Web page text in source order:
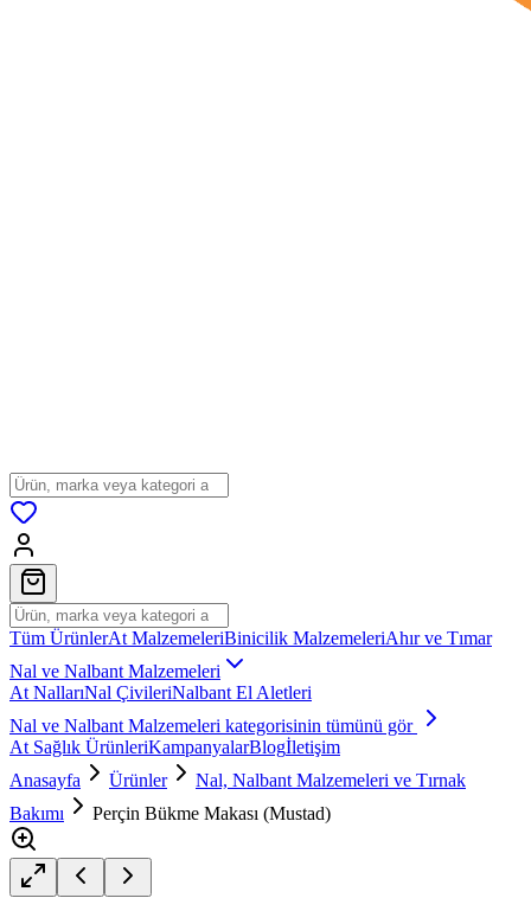
Tüm ÜrünlerAt MalzemeleriBinicilik MalzemeleriAhır ve Tımar
Nal ve Nalbant Malzemeleri
At NallarıNal ÇivileriNalbant El Aletleri
Nal ve Nalbant Malzemeleri kategorisinin tümünü gör
At Sağlık ÜrünleriKampanyalarBlogİletişim
Anasayfa
Ürünler
Nal, Nalbant Malzemeleri ve Tırnak
Bakımı
Perçin Bükme Makası (Mustad)